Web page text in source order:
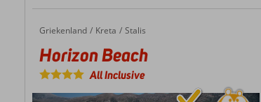
Home
Griekenland Kreta Stalis
Horizon Beach
Horizon Beach
All Inclusive